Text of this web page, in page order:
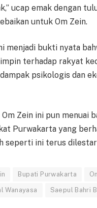
ucap emak dengan
untuk Om Zein.
menjadi bukti nyata
terhadap rakyat
psikologis dan
Zein ini pun menuai
Purwakarta yang
seperti ini terus
Bupati Purwakarta
Wanayasa Saepul Bahri